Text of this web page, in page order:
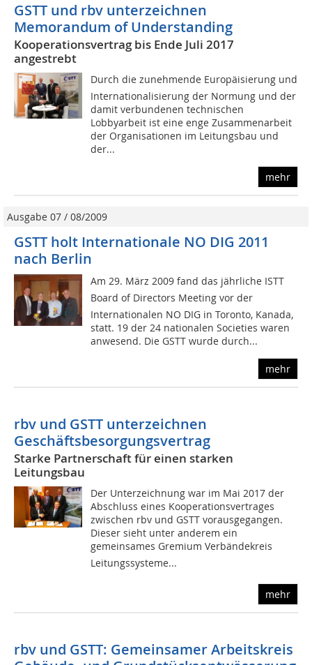
GSTT und rbv unterzeichnen
Memorandum of Understanding
Kooperationsvertrag bis Ende Juli 2017
angestrebt
Durch die zunehmende Europäisierung und
Internationalisierung der Normung und der
damit verbundenen technischen
Lobbyarbeit ist eine enge Zusammenarbeit
der Organisationen im Leitungsbau und
der...
mehr
Ausgabe 07 / 08/2009
GSTT holt Internationale NO DIG 2011
nach Berlin
Am 29. März 2009 fand das jährliche ISTT
Board of Directors Meeting vor der
Internationalen NO DIG in Toronto, Kanada,
statt. 19 der 24 nationalen Societies waren
anwesend. Die GSTT wurde durch...
mehr
rbv und GSTT unterzeichnen
Geschäftsbesorgungsvertrag
Starke Partnerschaft für einen starken
Leitungsbau
Der Unterzeichnung war im Mai 2017 der
Abschluss eines Kooperationsvertrages
zwischen rbv und GSTT vorausgegangen.
Dieser sieht unter anderem ein
gemeinsames Gremium Verbändekreis
Leitungssysteme...
mehr
rbv und GSTT: Gemeinsamer Arbeitskreis